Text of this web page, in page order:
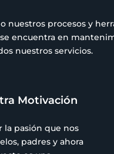
procesos y
encuentra en
nuestros servicios.
Motivación
la pasión que nos
padres y ahora